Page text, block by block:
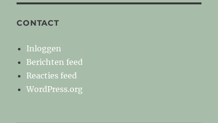
CONTACT
Inloggen
Berichten feed
Reacties feed
WordPress.org